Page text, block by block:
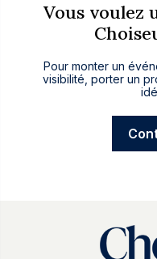
Vous voulez
Pour monter un
visibilité, porter un